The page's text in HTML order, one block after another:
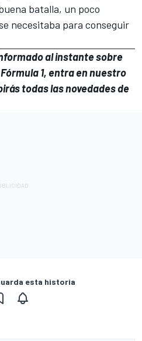
batalla, un poco
necesitaba para conseguir
al instante sobre
1, entra ennuestro
todas las novedades de
esta historia